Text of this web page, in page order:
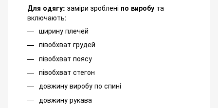
Для одягу: заміри зроблені по виробу та
включають:
ширину плечей
півобхват грудей
півобхват поясу
півобхват стегон
довжину виробу по спині
довжину рукава